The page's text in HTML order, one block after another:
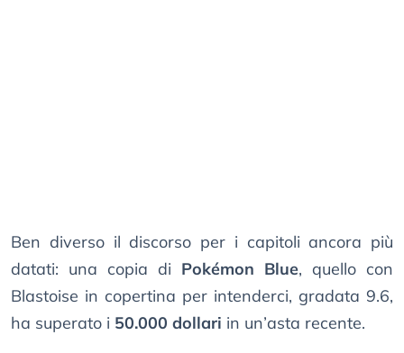
Ben diverso il discorso per i capitoli ancora più
datati: una copia di Pokémon Blue, quello con
Blastoise in copertina per intenderci, gradata 9.6,
ha superato i 50.000 dollari in un’asta recente.